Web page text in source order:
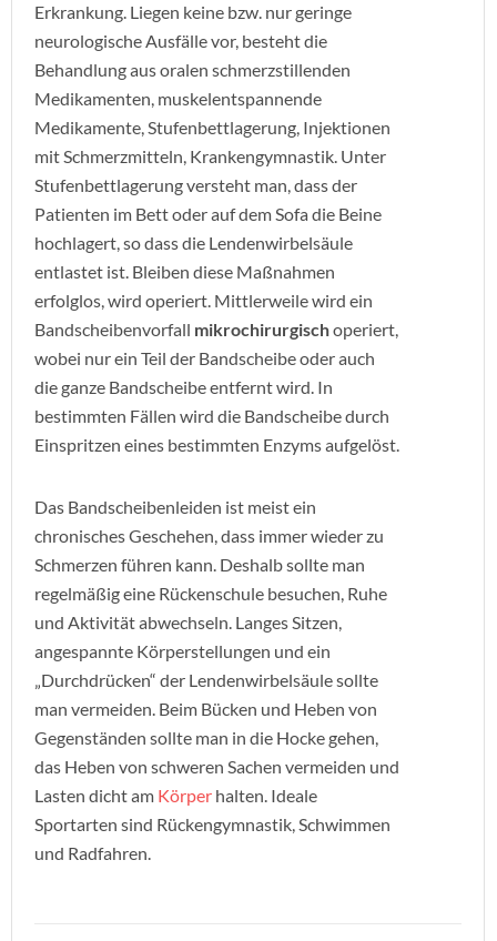
Erkrankung. Liegen keine bzw. nur geringe
neurologische Ausfälle vor, besteht die
Behandlung aus oralen schmerzstillenden
Medikamenten, muskelentspannende
Medikamente, Stufenbettlagerung, Injektionen
mit Schmerzmitteln, Krankengymnastik. Unter
Stufenbettlagerung versteht man, dass der
Patienten im Bett oder auf dem Sofa die Beine
hochlagert, so dass die Lendenwirbelsäule
entlastet ist. Bleiben diese Maßnahmen
erfolglos, wird operiert. Mittlerweile wird ein
Bandscheibenvorfall mikrochirurgischoperiert,
wobei nur ein Teil der Bandscheibe oder auch
die ganze Bandscheibe entfernt wird. In
bestimmten Fällen wird die Bandscheibe durch
Einspritzen eines bestimmten Enzyms aufgelöst.
Das Bandscheibenleiden ist meist ein
chronisches Geschehen, dass immer wieder zu
Schmerzen führen kann. Deshalb sollte man
regelmäßig eine Rückenschule besuchen, Ruhe
und Aktivität abwechseln. Langes Sitzen,
angespannte Körperstellungen und ein
„Durchdrücken“ der Lendenwirbelsäule sollte
man vermeiden. Beim Bücken und Heben von
Gegenständen sollte man in die Hocke gehen,
das Heben von schweren Sachen vermeiden und
Lasten dicht am Körper halten. Ideale
Sportarten sind Rückengymnastik, Schwimmen
und Radfahren.